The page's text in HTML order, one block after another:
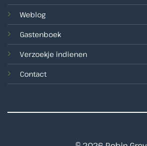
Weblog
Gastenboek
Verzoekje indienen
Contact